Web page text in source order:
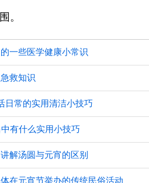
。
一些医学健康小常识
救知识
日常的实用清洁小技巧
有什么实用小技巧
解汤圆与元宵的区别
在元宵节举办的传统民俗活动